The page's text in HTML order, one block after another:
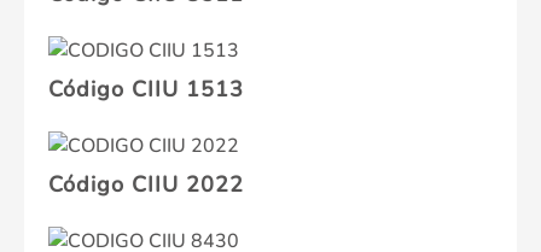
Código CIIU 1513
Código CIIU 2022